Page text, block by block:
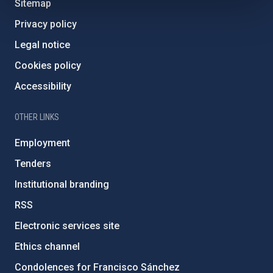
Sitemap
Privacy policy
Legal notice
Cookies policy
Accessibility
OTHER LINKS
Employment
Tenders
Institutional branding
RSS
Electronic services site
Ethics channel
Condolences for Francisco Sánchez